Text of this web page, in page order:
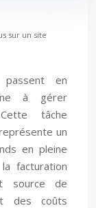
sur un site
en
à gérer
tâche
un
en pleine
facturation
source de
des coûts